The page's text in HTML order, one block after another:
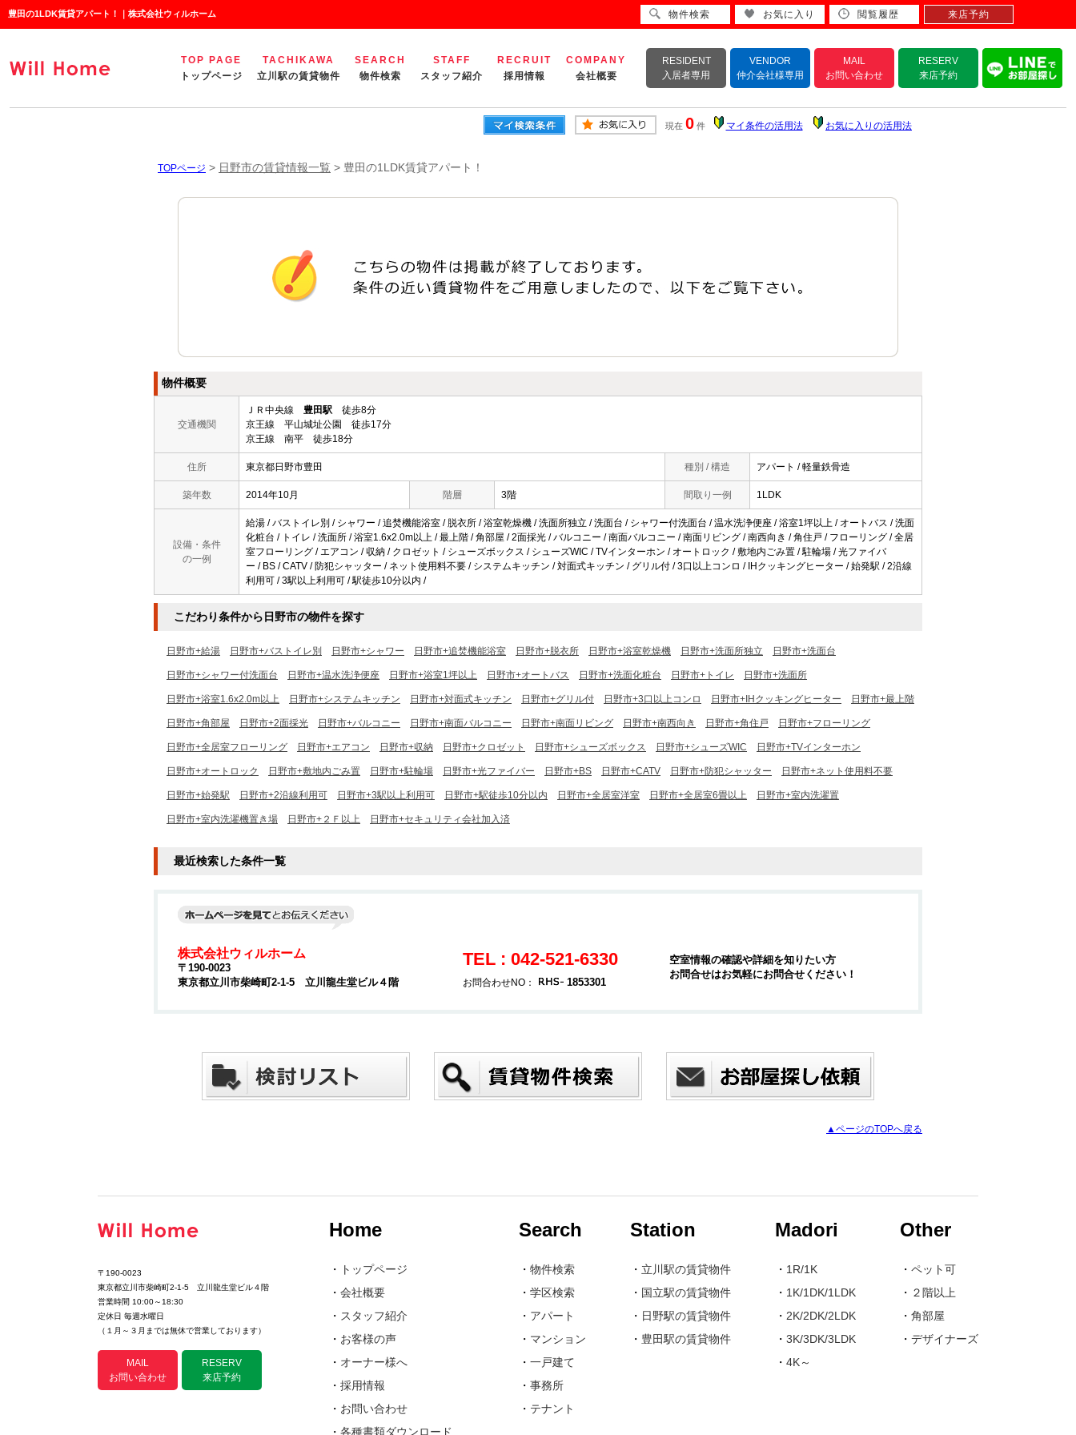
豊田の1LDK賃貸アパート！｜株式会社ウィルホーム
TOP PAGE
トップページ
TACHIKAWA
立川駅の賃貸物件
SEARCH
物件検索
STAFF
スタッフ紹介
RECRUIT
採用情報
COMPANY
会社概要
RESIDENT
入居者専用
VENDOR
仲介会社様専用
MAIL
お問い合わせ
RESERV
来店予約
現在 0 件 マイ条件の活用法 お気に入りの活用法
TOPページ > 日野市の賃貸情報一覧 > 豊田の1LDK賃貸アパート！
物件概要
交通機関
ＪＲ中央線 豊田駅 徒歩8分
京王線 平山城址公園 徒歩17分
京王線 南平 徒歩18分
住所 東京都日野市豊田 種別 / 構造 アパート / 軽量鉄骨造
築年数 2014年10月 階層 3階 間取り一例 1LDK
設備・条件
の一例
給湯 / バストイレ別 / シャワー / 追焚機能浴室 / 脱衣所 / 浴室乾燥機 / 洗面所独立 / 洗面台 / シャワー付洗面台 / 温水洗浄便座 / 浴室1坪以上 / オートバス / 洗面
化粧台 / トイレ / 洗面所 / 浴室1.6x2.0m以上 / 最上階 / 角部屋 / 2面採光 / バルコニー / 南面バルコニー / 南面リビング / 南西向き / 角住戸 / フローリング / 全居
室フローリング / エアコン / 収納 / クロゼット / シューズボックス / シューズWIC / TVインターホン / オートロック / 敷地内ごみ置 / 駐輪場 / 光ファイバ
ー / BS / CATV / 防犯シャッター / ネット使用料不要 / システムキッチン / 対面式キッチン / グリル付 / 3口以上コンロ / IHクッキングヒーター / 始発駅 / 2沿線
利用可 / 3駅以上利用可 / 駅徒歩10分以内 /
こだわり条件から日野市の物件を探す
日野市+給湯 日野市+バストイレ別 日野市+シャワー 日野市+追焚機能浴室 日野市+脱衣所 日野市+浴室乾燥機 日野市+洗面所独立 日野市+洗面台
日野市+シャワー付洗面台 日野市+温水洗浄便座 日野市+浴室1坪以上 日野市+オートバス 日野市+洗面化粧台 日野市+トイレ 日野市+洗面所
日野市+浴室1.6x2.0m以上 日野市+システムキッチン 日野市+対面式キッチン 日野市+グリル付 日野市+3口以上コンロ 日野市+IHクッキングヒーター 日野市+最上階
日野市+角部屋 日野市+2面採光 日野市+バルコニー 日野市+南面バルコニー 日野市+南面リビング 日野市+南西向き 日野市+角住戸 日野市+フローリング
日野市+全居室フローリング 日野市+エアコン 日野市+収納 日野市+クロゼット 日野市+シューズボックス 日野市+シューズWIC 日野市+TVインターホン
日野市+オートロック 日野市+敷地内ごみ置 日野市+駐輪場 日野市+光ファイバー 日野市+BS 日野市+CATV 日野市+防犯シャッター 日野市+ネット使用料不要
日野市+始発駅 日野市+2沿線利用可 日野市+3駅以上利用可 日野市+駅徒歩10分以内 日野市+全居室洋室 日野市+全居室6畳以上 日野市+室内洗濯置
日野市+室内洗濯機置き場 日野市+２Ｆ以上 日野市+セキュリティ会社加入済
最近検索した条件一覧
株式会社ウィルホーム
〒190-0023
東京都立川市柴崎町2-1-5 立川龍生堂ビル４階
TEL : 042-521-6330
お問合わせNO： 1853301
空室情報の確認や詳細を知りたい方
お問合せはお気軽にお問合せください！
▲ページのTOPへ戻る
〒190-0023
東京都立川市柴崎町2-1-5 立川龍生堂ビル４階
営業時間 10:00～18:30
定休日 毎週水曜日
（１月～３月までは無休で営業しております）
MAIL
お問い合わせ
RESERV
来店予約
Home
・
トップページ
・ 会社概要
・ スタッフ紹介
・ お客様の声
・ オーナー様へ
・ 採用情報
・ お問い合わせ
・ 各種書類ダウンロード
Search
・ 物件検索
・ 学区検索
・ アパート
・ マンション
・ 一戸建て
・ 事務所
・ テナント
Station
・ 立川駅の賃貸物件
・ 国立駅の賃貸物件
・ 日野駅の賃貸物件
・ 豊田駅の賃貸物件
Madori
・ 1R/1K
・ 1K/1DK/1LDK
・ 2K/2DK/2LDK
・ 3K/3DK/3LDK
・ 4K～
Other
・ ペット可
・ ２階以上
・ 角部屋
・ デザイナーズ
物件検索 お気に入り 閲覧履歴 来店予約